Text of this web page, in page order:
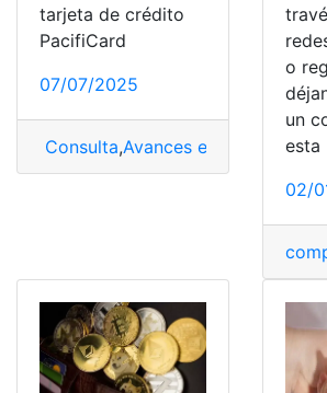
tarjeta de crédito
PacifiCard
07/07/2025
Consulta,Avances en efectivo,
o
un
esta
02/